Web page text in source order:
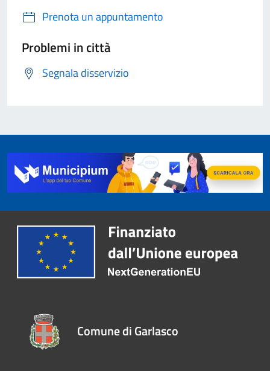
Prenota un appuntamento
Problemi in città
Segnala disservizio
Comune di Garlasco